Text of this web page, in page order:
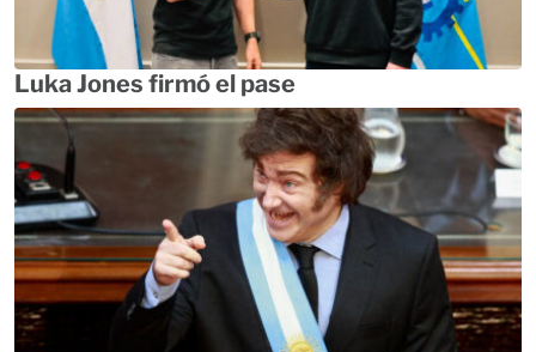
Luka Jones firmó el pase